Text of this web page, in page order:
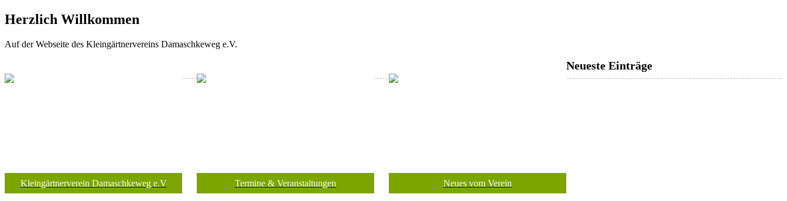
Herzlich Willkommen
Auf der Webseite des Kleingärtnervereins Damaschkeweg e.V.
Kleingärtnerverein Damaschkeweg e.V Termine & Veranstaltungen Neues vom Verein
Neueste Einträge